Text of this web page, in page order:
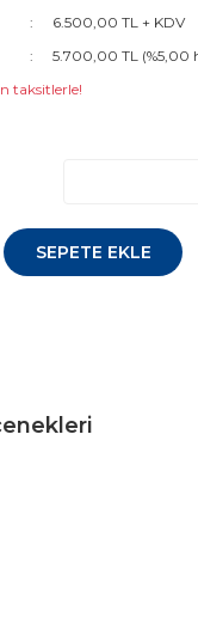
6.500,00 TL + KDV
5.700,00 TL (%5,00
taksitlerle!
SEPETE EKLE